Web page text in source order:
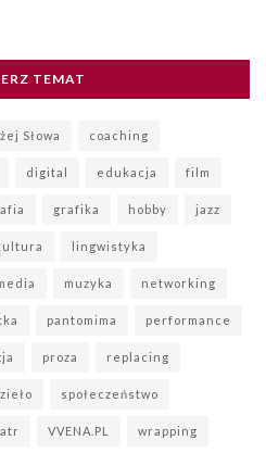
TEMAT
Słowa coaching
digital edukacja film
grafika hobby jazz
lingwistyka
muzyka networking
pantomima performance
proza replacing
społeczeństwo
VVENA.PL wrapping